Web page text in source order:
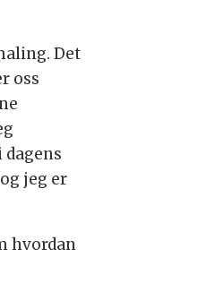
Det
oss
jeg er
hvordan